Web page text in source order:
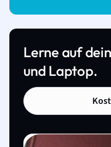
Lerne auf
und Laptop.